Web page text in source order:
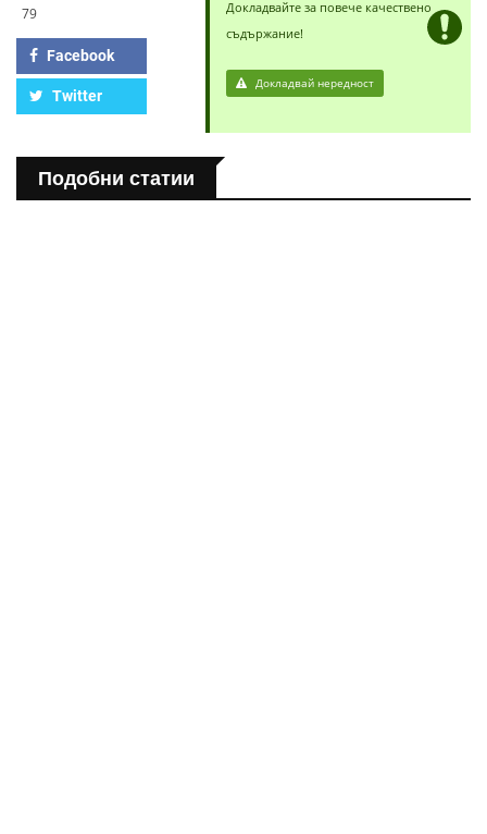
79
Facebook
Twitter
Докладвайте за повече качествено
съдържание!
Докладвай нередност
Подобни статии